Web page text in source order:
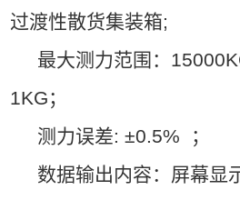
过渡性散货集装箱;
最大测力范围：
1KG；
测力误差:±0.5% ；
数据输出内容：屏幕显